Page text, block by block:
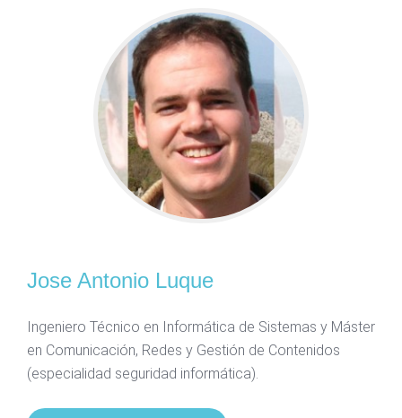
Jose Antonio Luque
Ingeniero Técnico en Informática de Sistemas y Máster
en Comunicación, Redes y Gestión de Contenidos
(especialidad seguridad informática).